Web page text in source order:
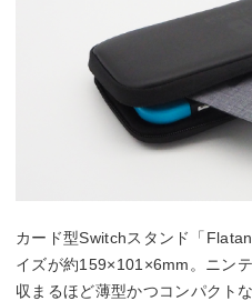
カード型Switchスタンド「
イズが約159×101×6mm。ニン
収まるほど薄型かつコンパクト